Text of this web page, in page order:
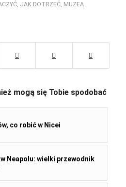
, JAK DOTRZEĆ, MUZEA
mogą się Tobie spodobać
co robić w Nicei
Neapolu: wielki przewodnik